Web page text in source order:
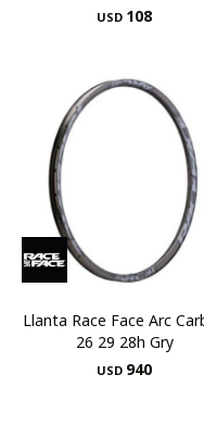
USD 108
Llanta Race Face Arc
26 29 28h Gry
USD 940